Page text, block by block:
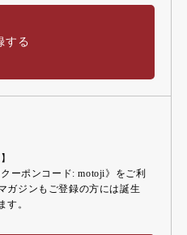
する
ーポンコード: motoji》をご利
ガジンもご登録の方には誕生
す。